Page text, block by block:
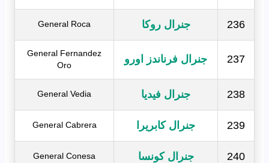
236 جنرال روكا General Roca
237 جنرال فرناندز اورو
General Fernandez
Oro
238 جنرال فيديا General Vedia
239 جنرال كابريرا General Cabrera
240 جنرال كونسا General Conesa